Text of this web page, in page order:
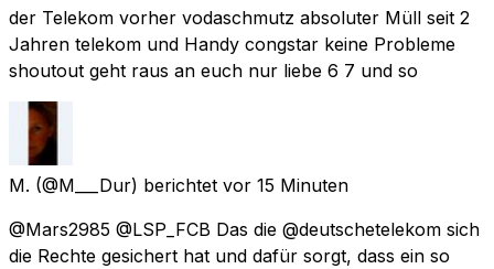
der Telekom vorher vodaschmutz absoluter Müll seit 2
Jahren telekom und Handy congstar keine Probleme
shoutout geht raus an euch nur liebe 6 7 und so
M. (@M___Dur) berichtet vor 15 Minuten
@Mars2985 @LSP_FCB Das die @deutschetelekom sich
die Rechte gesichert hat und dafür sorgt, dass ein so